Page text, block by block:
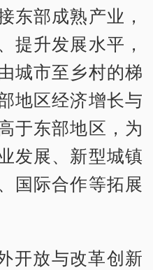
东部成熟产业，
提升发展水平，
城市至乡村的梯
地区经济增长与
于东部地区，为
发展、新型城镇
国际合作等拓展
开放与改革创新